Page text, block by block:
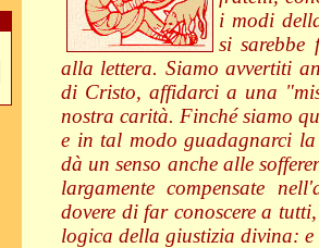
i modi
si sarebbe
alla lettera. Siamo avvertiti
di Cristo, affidarci a una
nostra carità. Finché siamo
e in tal modo guadagnarci
dà un senso anche alle
largamente compensate
dovere di far conoscere a
logica della giustizia divina: